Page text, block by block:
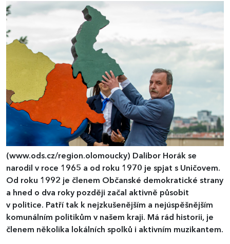
(www.ods.cz/region.olomoucky) Dalibor Horák se
narodil v roce 1965 a od roku 1970 je spjat s Uničovem.
Od roku 1992 je členem Občanské demokratické strany
a hned o dva roky později začal aktivně působit
v politice. Patří tak k nejzkušenějším a nejúspěšnějším
komunálním politikům v našem kraji. Má rád historii, je
členem několika lokálních spolků i aktivním muzikantem.